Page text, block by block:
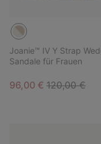
Joanie™ IV Y Strap
Sandale für Frauen
Sale price:
96,00 € Regular price:
120,00 €